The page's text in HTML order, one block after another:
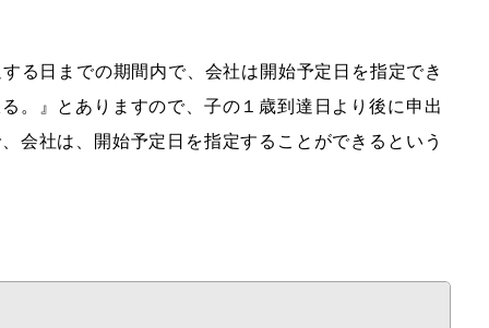
る日までの期間内で、会社は開始予定日を指定でき
。』とありますので、子の１歳到達日より後に申出
会社は、開始予定日を指定することができるという